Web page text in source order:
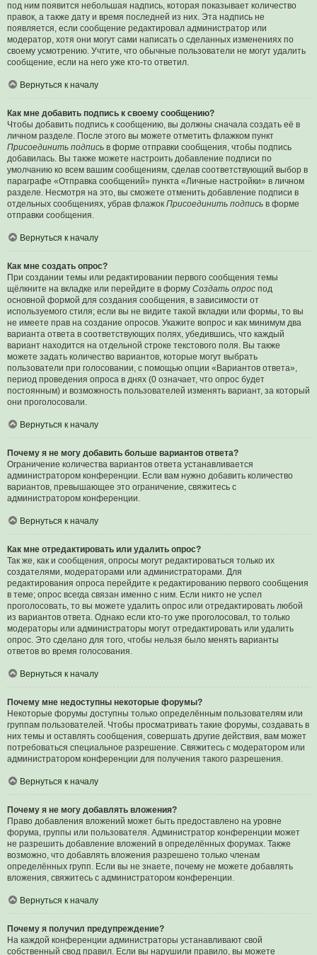
под ним появится небольшая надпись, которая показывает количество
правок, а также дату и время последней из них. Эта надпись не
появляется, если сообщение редактировал администратор или
модератор, хотя они могут сами написать о сделанных изменениях по
своему усмотрению. Учтите, что обычные пользователи не могут удалить
сообщение, если на него уже кто-то ответил.
Вернуться к началу
Как мне добавить подпись к своему сообщению?
Чтобы добавить подпись к сообщению, вы должны сначала создать её в
личном разделе. После этого вы можете отметить флажком пункт
Присоединить подпись в форме отправки сообщения, чтобы подпись
добавилась. Вы также можете настроить добавление подписи по
умолчанию ко всем вашим сообщениям, сделав соответствующий выбор в
параграфе «Отправка сообщений» пункта «Личные настройки» в личном
разделе. Несмотря на это, вы сможете отменить добавление подписи в
отдельных сообщениях, убрав флажок Присоединить подпись в форме
отправки сообщения.
Вернуться к началу
Как мне создать опрос?
При создании темы или редактировании первого сообщения темы
щёлкните на вкладке или перейдите в форму Создать опрос под
основной формой для создания сообщения, в зависимости от
используемого стиля; если вы не видите такой вкладки или формы, то вы
не имеете прав на создание опросов. Укажите вопрос и как минимум два
варианта ответа в соответствующих полях, убедившись, что каждый
вариант находится на отдельной строке текстового поля. Вы также
можете задать количество вариантов, которые могут выбрать
пользователи при голосовании, с помощью опции «Вариантов ответа»,
период проведения опроса в днях (0 означает, что опрос будет
постоянным) и возможность пользователей изменять вариант, за который
они проголосовали.
Вернуться к началу
Почему я не могу добавить больше вариантов ответа?
Ограничение количества вариантов ответа устанавливается
администратором конференции. Если вам нужно добавить количество
вариантов, превышающее это ограничение, свяжитесь с
администратором конференции.
Вернуться к началу
Как мне отредактировать или удалить опрос?
Так же, как и сообщения, опросы могут редактироваться только их
создателями, модераторами или администраторами. Для
редактирования опроса перейдите к редактированию первого сообщения
в теме; опрос всегда связан именно с ним. Если никто не успел
проголосовать, то вы можете удалить опрос или отредактировать любой
из вариантов ответа. Однако если кто-то уже проголосовал, то только
модераторы или администраторы могут отредактировать или удалить
опрос. Это сделано для того, чтобы нельзя было менять варианты
ответов во время голосования.
Вернуться к началу
Почему мне недоступны некоторые форумы?
Некоторые форумы доступны только определённым пользователям или
группам пользователей. Чтобы просматривать такие форумы, создавать в
них темы и оставлять сообщения, совершать другие действия, вам может
потребоваться специальное разрешение. Свяжитесь с модератором или
администратором конференции для получения такого разрешения.
Вернуться к началу
Почему я не могу добавлять вложения?
Право добавления вложений может быть предоставлено на уровне
форума, группы или пользователя. Администратор конференции может
не разрешить добавление вложений в определённых форумах. Также
возможно, что добавлять вложения разрешено только членам
определённых групп. Если вы не знаете, почему не можете добавлять
вложения, свяжитесь с администратором конференции.
Вернуться к началу
Почему я получил предупреждение?
На каждой конференции администраторы устанавливают свой
собственный свод правил. Если вы нарушили правило, вы можете